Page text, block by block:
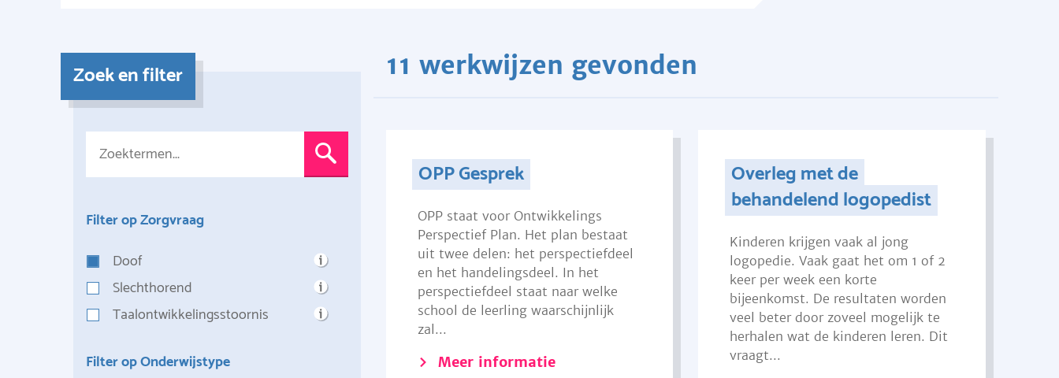
Zoek en filter
Filter op Zorgvraag
Doof
Slechthorend
Taalontwikkelingsstoornis
Filter op Onderwijstype
11 werkwijzen gevonden
OPP Gesprek
OPP staat voor Ontwikkelings
Perspectief Plan. Het plan bestaat
uit twee delen: het perspectiefdeel
en het handelingsdeel. In het
perspectiefdeel staat naar welke
school de leerling waarschijnlijk
zal...
Meer informatie
Overleg met de
behandelend logopedist
Kinderen krijgen vaak al jong
logopedie. Vaak gaat het om 1 of 2
keer per week een korte
bijeenkomst. De resultaten worden
veel beter door zoveel mogelijk te
herhalen wat de kinderen leren. Dit
vraagt...